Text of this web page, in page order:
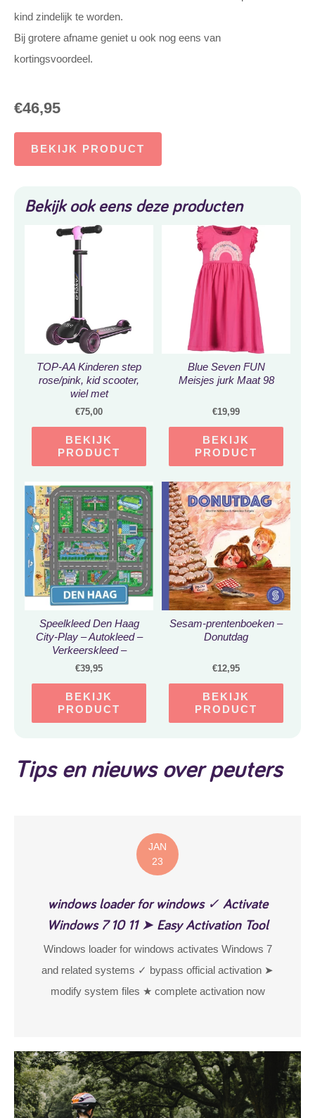
kind zindelijk te worden.
Bij grotere afname geniet u ook nog eens van
kortingsvoordeel.
€46,95
BEKIJK PRODUCT
Bekijk ook eens deze producten
TOP-AA Kinderen step
rose/pink, kid scooter,
wiel met
verlichting/zijkant met
€75,00
BEKIJK
PRODUCT
Blue Seven FUN
Meisjes jurk Maat 98
€19,99
BEKIJK
PRODUCT
Speelkleed Den Haag
City-Play – Autokleed –
Verkeerskleed –
Speelmat Den Haag
€39,95
BEKIJK
PRODUCT
Sesam-prentenboeken –
Donutdag
€12,95
BEKIJK
PRODUCT
Tips en nieuws over peuters
JAN
23
windows loader for windows ✓ Activate
Windows 7 10 11 ➤ Easy Activation Tool
Windows loader for windows activates Windows 7
and related systems ✓ bypass official activation ➤
modify system files ★ complete activation now